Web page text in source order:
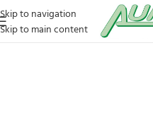
Skip to navigation
Skip to main content